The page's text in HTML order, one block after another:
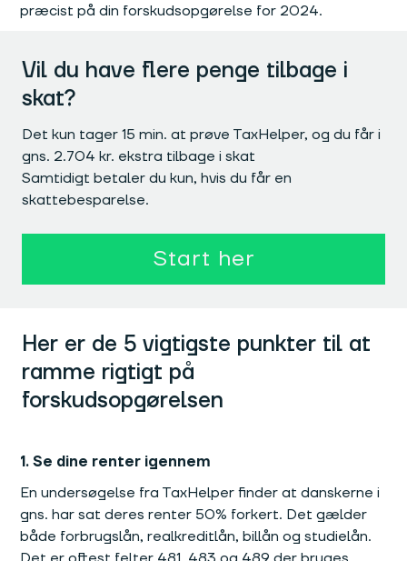
præcist på din forskudsopgørelse for 2024.
Vil du have flere penge tilbage i
skat?
Det kun tager 15 min. at prøve TaxHelper, og du får i
gns. 2.704 kr. ekstra tilbage i skat
Samtidigt betaler du kun, hvis du får en
skattebesparelse.
Start her
Her er de 5 vigtigste punkter til at
ramme rigtigt på
forskudsopgørelsen
1. Se dine renter igennem
En undersøgelse fra TaxHelper finder at danskerne i
gns. har sat deres renter 50% forkert. Det gælder
både forbrugslån, realkreditlån, billån og studielån.